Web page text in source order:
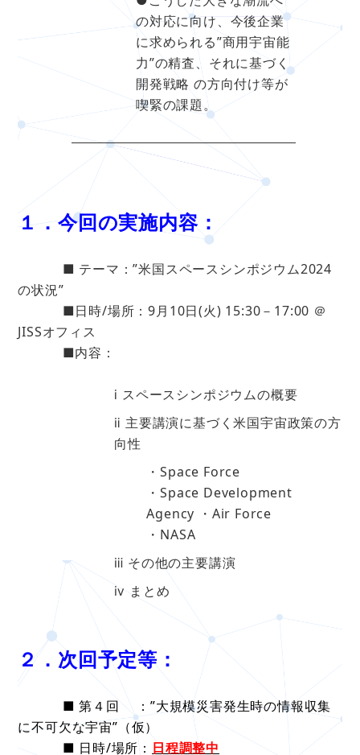
の対応に向け、今後企業
に求められる”商用宇宙能
力”の精査、それに基づく
開発戦略 の方向付け等が
喫緊の課題。
１．今回の実施内容：
■ テーマ：”米国スペースシンポジウム2024
の状況”
■日時/場所：9月10日(火) 15:30－17:00 ＠
JISSオフィス
■内容：
ⅰ スペースシンポジウムの概要
ⅱ 主要講演に基づく米国宇宙政策の方
向性
・Space Force
・Space Development
Agency ・Air Force
・NASA
ⅲ その他の主要講演
ⅳ まとめ
２．次回予定等：
■ 第４回 ：”大規模災害発生時の情報収集
に不可欠な宇宙”（仮）
■ 日時/場所： 日程調整中